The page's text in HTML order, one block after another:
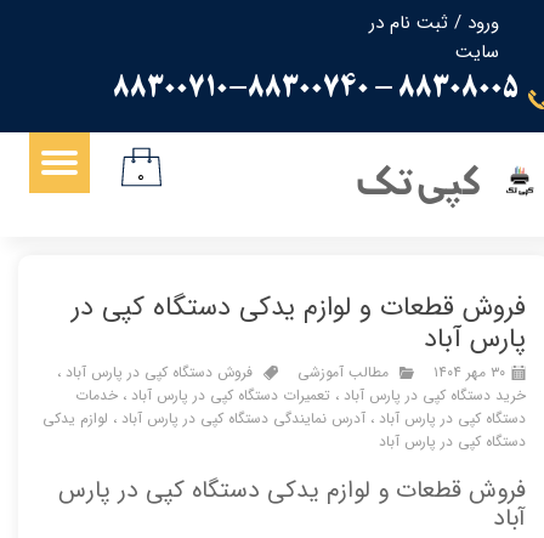
ورود / ثبت نام در
سایت
حساب کاربری من
تغییر گذر واژه
سفارشات
88308005 - 88300710-88300740
کپی تک ۰
فروش قطعات و لوازم یدکی دستگاه کپی در
پارس آباد
۳۰ مهر ۱۴۰۴ مطالب آموزشی فروش دستگاه کپی در پارس آباد ،
خرید دستگاه کپی در پارس آباد ، تعمیرات دستگاه کپی در پارس آباد ، خدمات
دستگاه کپی در پارس آباد ، آدرس نمایندگی دستگاه کپی در پارس آباد ، لوازم یدکی
دستگاه کپی در پارس آباد
فروش قطعات و لوازم یدکی دستگاه کپی در پارس
آباد